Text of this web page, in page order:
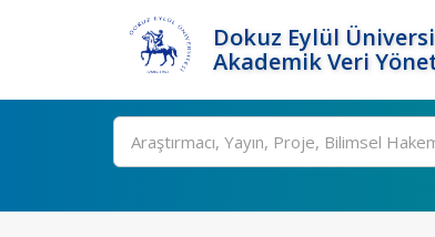
Dokuz Eylül
Akademik Veri
Ara